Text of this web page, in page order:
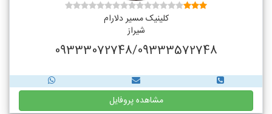
کلینیک مسیر دلارام
شیراز
09333072748/09333572748
مشاهده پروفایل